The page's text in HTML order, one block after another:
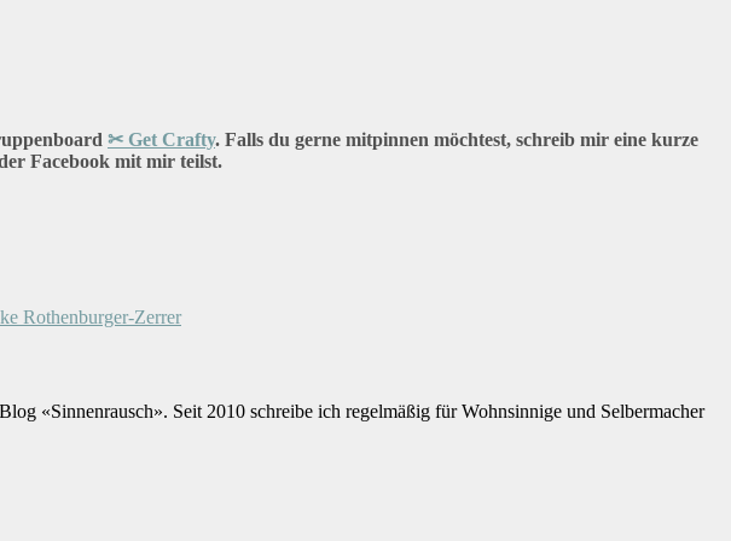
✂ Get Crafty. Falls du gerne mitpinnen möchtest, schreib mir eine kurze
Facebook mit mir teilst.
Rothenburger-Zerrer
«Sinnenrausch». Seit 2010 schreibe ich regelmäßig für Wohnsinnige und Selbermacher